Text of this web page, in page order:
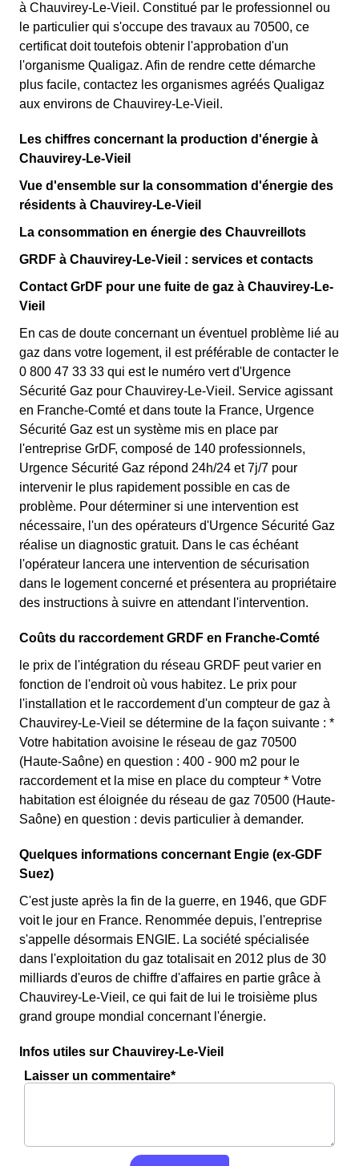
à Chauvirey-Le-Vieil. Constitué par le professionnel ou
le particulier qui s'occupe des travaux au 70500, ce
certificat doit toutefois obtenir l'approbation d'un
l'organisme Qualigaz. Afin de rendre cette démarche
plus facile, contactez les organismes agréés Qualigaz
aux environs de Chauvirey-Le-Vieil.
Les chiffres concernant la production d'énergie à
Chauvirey-Le-Vieil
Vue d'ensemble sur la consommation d'énergie des
résidents à Chauvirey-Le-Vieil
La consommation en énergie des Chauvreillots
GRDF à Chauvirey-Le-Vieil : services et contacts
Contact GrDF pour une fuite de gaz à Chauvirey-Le-
Vieil
En cas de doute concernant un éventuel problème lié au
gaz dans votre logement, il est préférable de contacter le
0 800 47 33 33 qui est le numéro vert d'Urgence
Sécurité Gaz pour Chauvirey-Le-Vieil. Service agissant
en Franche-Comté et dans toute la France, Urgence
Sécurité Gaz est un système mis en place par
l'entreprise GrDF, composé de 140 professionnels,
Urgence Sécurité Gaz répond 24h/24 et 7j/7 pour
intervenir le plus rapidement possible en cas de
problème. Pour déterminer si une intervention est
nécessaire, l'un des opérateurs d'Urgence Sécurité Gaz
réalise un diagnostic gratuit. Dans le cas échéant
l'opérateur lancera une intervention de sécurisation
dans le logement concerné et présentera au propriétaire
des instructions à suivre en attendant l'intervention.
Coûts du raccordement GRDF en Franche-Comté
le prix de l'intégration du réseau GRDF peut varier en
fonction de l'endroit où vous habitez. Le prix pour
l'installation et le raccordement d'un compteur de gaz à
Chauvirey-Le-Vieil se détermine de la façon suivante : *
Votre habitation avoisine le réseau de gaz 70500
(Haute-Saône) en question : 400 - 900 m2 pour le
raccordement et la mise en place du compteur * Votre
habitation est éloignée du réseau de gaz 70500 (Haute-
Saône) en question : devis particulier à demander.
Quelques informations concernant Engie (ex-GDF
Suez)
C'est juste après la fin de la guerre, en 1946, que GDF
voit le jour en France. Renommée depuis, l'entreprise
s'appelle désormais ENGIE. La société spécialisée
dans l'exploitation du gaz totalisait en 2012 plus de 30
milliards d'euros de chiffre d'affaires en partie grâce à
Chauvirey-Le-Vieil, ce qui fait de lui le troisième plus
grand groupe mondial concernant l'énergie.
Infos utiles sur Chauvirey-Le-Vieil
Laisser un commentaire*